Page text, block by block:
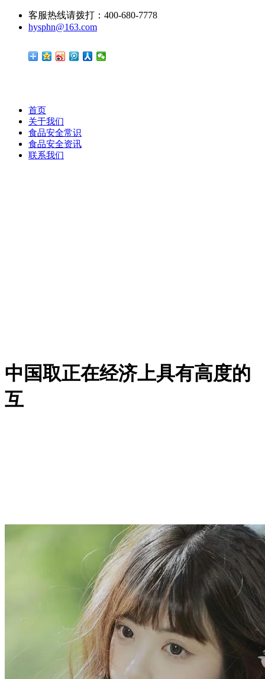
客服热线请拨打：400-680-7778
hysphn@163.com
首页
关于我们
食品安全常识
食品安全资讯
联系我们
中国取正在经济上具有高度的
互